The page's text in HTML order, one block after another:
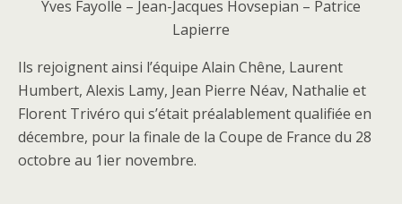
Yves Fayolle – Jean-Jacques Hovsepian – Patrice
Lapierre
Ils rejoignent ainsi l’équipe Alain Chêne, Laurent
Humbert, Alexis Lamy, Jean Pierre Néav, Nathalie et
Florent Trivéro qui s’était préalablement qualifiée en
décembre, pour la finale de la Coupe de France du 28
octobre au 1ier novembre.